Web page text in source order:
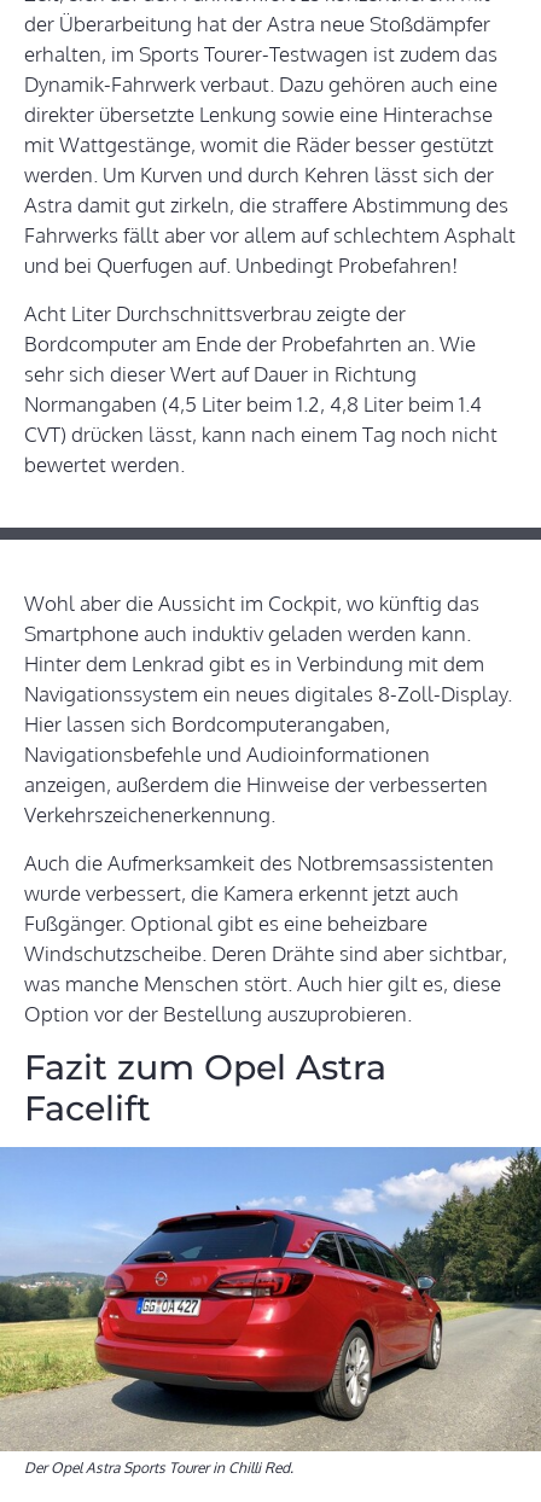
der Überarbeitung hat der Astra neue Stoßdämpfer
erhalten, im Sports Tourer-Testwagen ist zudem das
Dynamik-Fahrwerk verbaut. Dazu gehören auch eine
direkter übersetzte Lenkung sowie eine Hinterachse
mit Wattgestänge, womit die Räder besser gestützt
werden. Um Kurven und durch Kehren lässt sich der
Astra damit gut zirkeln, die straffere Abstimmung des
Fahrwerks fällt aber vor allem auf schlechtem Asphalt
und bei Querfugen auf. Unbedingt Probefahren!
Acht Liter Durchschnittsverbrau zeigte der
Bordcomputer am Ende der Probefahrten an. Wie
sehr sich dieser Wert auf Dauer in Richtung
Normangaben (4,5 Liter beim 1.2, 4,8 Liter beim 1.4
CVT) drücken lässt, kann nach einem Tag noch nicht
bewertet werden.
Wohl aber die Aussicht im Cockpit, wo künftig das
Smartphone auch induktiv geladen werden kann.
Hinter dem Lenkrad gibt es in Verbindung mit dem
Navigationssystem ein neues digitales 8-Zoll-Display.
Hier lassen sich Bordcomputerangaben,
Navigationsbefehle und Audioinformationen
anzeigen, außerdem die Hinweise der verbesserten
Verkehrszeichenerkennung.
Auch die Aufmerksamkeit des Notbremsassistenten
wurde verbessert, die Kamera erkennt jetzt auch
Fußgänger. Optional gibt es eine beheizbare
Windschutzscheibe. Deren Drähte sind aber sichtbar,
was manche Menschen stört. Auch hier gilt es, diese
Option vor der Bestellung auszuprobieren.
Fazit zum Opel Astra
Facelift
Der Opel Astra Sports Tourer in Chilli Red.